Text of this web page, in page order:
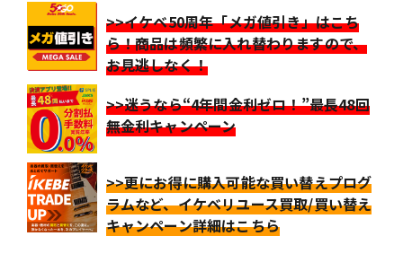
>>イケベ50周年「メガ値引き」はこち
ら！商品は頻繁に入れ替わりますので、
お見逃しなく！
>>迷うなら“4年間金利ゼロ！”最長48回
無金利キャンペーン
>>更にお得に購入可能な買い替えプログ
ラムなど、イケベリユース買取/買い替え
キャンペーン詳細はこちら